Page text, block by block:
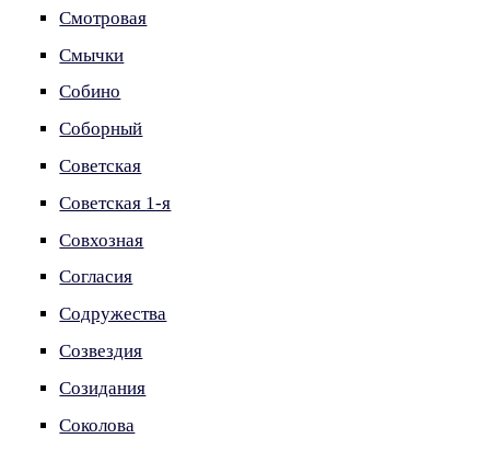
Смотровая
Смычки
Собино
Соборный
Советская
Советская 1-я
Совхозная
Согласия
Содружества
Созвездия
Созидания
Соколова